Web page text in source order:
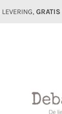
LEVERING, GRATIS